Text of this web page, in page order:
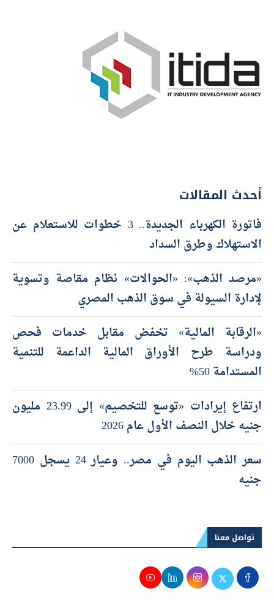
أحدث المقالات
فاتورة الكهرباء الجديدة.. 3 خطوات للاستعلام عن
الاستهلاك وطرق السداد
«مرصد الذهب»: «الحوالات» نظام مقاصة وتسوية
لإدارة السيولة في سوق الذهب المصري
«الرقابة المالية» تخفض مقابل خدمات فحص
ودراسة طرح الأوراق المالية الداعمة للتنمية
المستدامة 50%
ارتفاع إيرادات «توسع للتخصيم» إلى 23.99 مليون
جنيه خلال النصف الأول عام 2026
سعر الذهب اليوم في مصر.. وعيار 24 يسجل 7000
جنيه
تواصل معنا